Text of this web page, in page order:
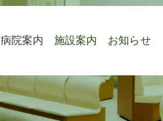
病院案内 施設案内 お知らせ